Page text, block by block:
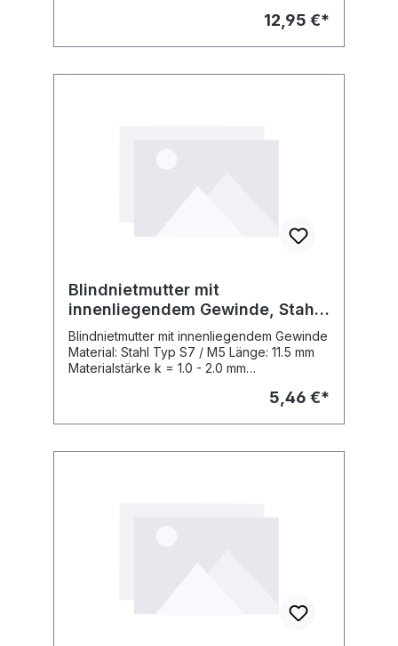
12,95 €*
Blindnietmutter mit
innenliegendem Gewinde, Stahl,
S7 / M5, L: 11.5mm (VPE 10 Stck.)
Blindnietmutter mit innenliegendem Gewinde
Material: Stahl Typ S7 / M5 Länge: 11.5 mm
Materialstärke k = 1.0 - 2.0 mm
5,46 €*